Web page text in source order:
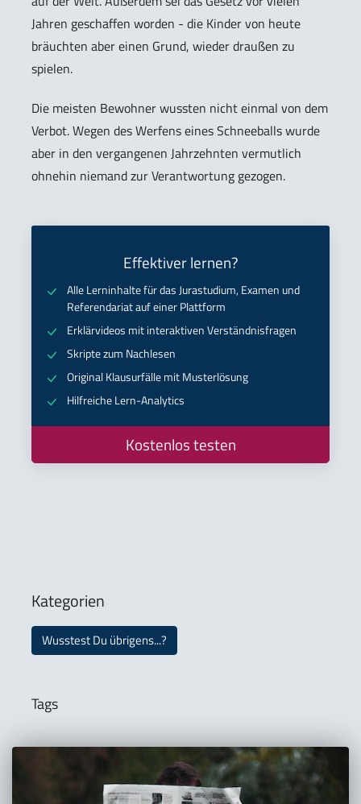
Jahren geschaffen worden - die Kinder von heute
bräuchten aber einen Grund, wieder draußen zu
spielen.
Die meisten Bewohner wussten nicht einmal von dem
Verbot. Wegen des Werfens eines Schneeballs wurde
aber in den vergangenen Jahrzehnten vermutlich
ohnehin niemand zur Verantwortung gezogen.
Effektiver lernen?
Alle Lerninhalte für das Jurastudium, Examen und
Referendariat auf einer Plattform
Erklärvideos mit interaktiven Verständnisfragen
Skripte zum Nachlesen
Original Klausurfälle mit Musterlösung
Hilfreiche Lern-Analytics
Kostenlos testen
Kategorien
Wusstest Du übrigens...?
Tags